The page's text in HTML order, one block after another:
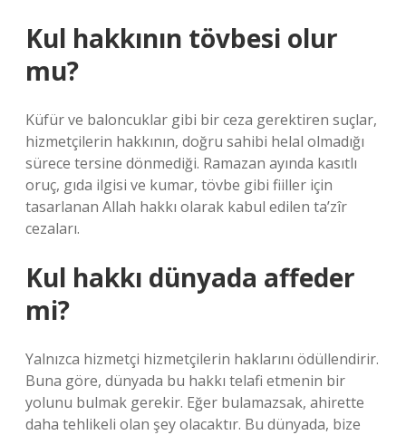
Kul hakkının tövbesi olur
mu?
Küfür ve baloncuklar gibi bir ceza gerektiren suçlar,
hizmetçilerin hakkının, doğru sahibi helal olmadığı
sürece tersine dönmediği. Ramazan ayında kasıtlı
oruç, gıda ilgisi ve kumar, tövbe gibi fiiller için
tasarlanan Allah hakkı olarak kabul edilen ta’zîr
cezaları.
Kul hakkı dünyada affeder
mi?
Yalnızca hizmetçi hizmetçilerin haklarını ödüllendirir.
Buna göre, dünyada bu hakkı telafi etmenin bir
yolunu bulmak gerekir. Eğer bulamazsak, ahirette
daha tehlikeli olan şey olacaktır. Bu dünyada, bize